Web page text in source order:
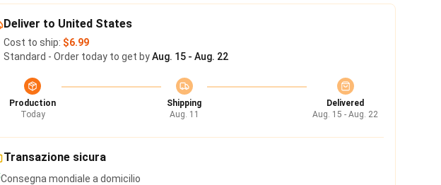
Deliver to United States
Cost to ship: $6.99
Standard - Order today to get byAug. 15 - Aug. 22
Production
Today
Shipping
Aug. 11
Delivered
Aug. 15 - Aug. 22
Transazione sicura
Consegna mondiale a domicilio